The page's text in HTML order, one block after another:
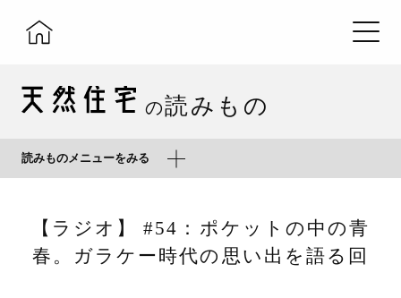
の読みもの
読みものメニューをみる
【ラジオ】 #54：ポケットの中の青
春。ガラケー時代の思い出を語る回